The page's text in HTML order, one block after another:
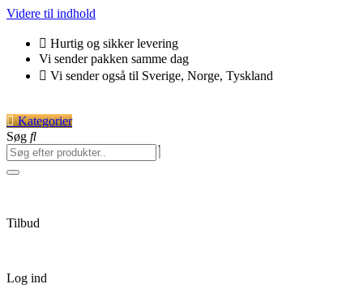
Videre til indhold
Hurtig og sikker levering
Vi sender pakken samme dag
Vi sender også til Sverige, Norge, Tyskland
Kategorier
Søg
Tilbud
Log ind